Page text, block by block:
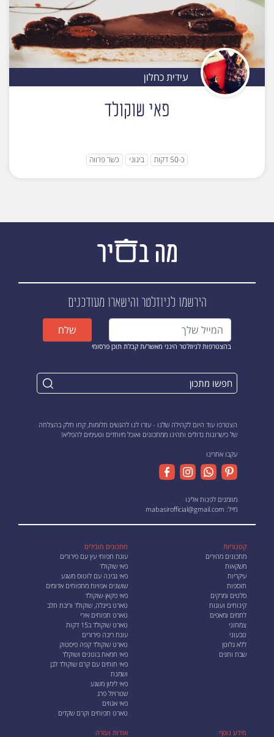
עידית כחלון
פאי שוקולד
כ-50 דקות בינוני כשר פרווה
הירשמו לניוזלטרוהישארו מעודכנים
בהצטרפות לניוזלטר הינני מאשר/ת קבלת תוכן פרסומי
שלח
הצטרפו עוד היום לקהילה שלנו - עזרו לנו להגשים חלומות, קחו חלק בהצלחה
של כישרונות גדולים ותהינו ממתכונים ואוכל מיוחדים וטעימים להפליא!
עקבו אחרינו
מוזמנים לפנות אלינו
מייל: mabasirofficial@gmail.com
קטגוריות
מתכונים מהירים
משקאות
עיקריות
תוספות
סלטים ומרקים
קינוחים ועוגות
לחמים ומאפים
צמחוני
טבעוני
ללא גלוטן
שבת וחגים
מתכונים מובילים
עוגת תפוחי עץ עם פירורים
פאי שוקולד
פאי גבינה עם לוטוס משגע
שושנים אפויות מתפוחים אדומים
פאי פקאן-שוקולד
טארט בייגלה, שוקולד וריבת חלב
טארט תפוחים אירי
טארט שוקולד ב15 דקות
עוגת ריבה פירורים
טארט שוקולד קפה פיסטוק
פאי חמאת בוטנים ושוקלד
פאי תותים עם קרם שוקולד לבן
ושמנת
פאי לימון משגע
שטרויזל פרג
פאי אגוזים
טארט תפוחים וקרם שקדים
מידע נוסף אודות ועזרה